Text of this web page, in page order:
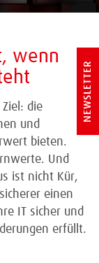
wenn
die
und
bieten.
Und
ist nicht Kür,
einen
IT sicher und
erfüllt.
NEWSLETTER